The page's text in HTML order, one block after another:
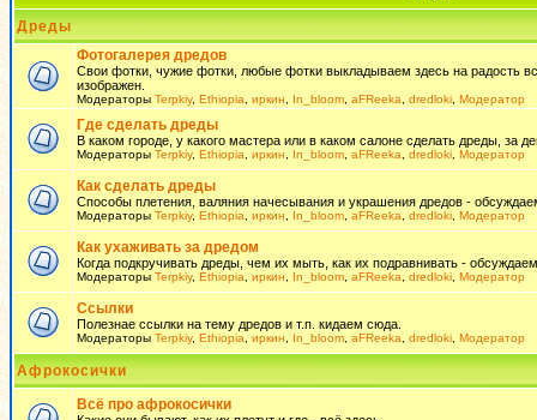
Дреды
Фотогалерея дредов
Свои фотки, чужие фотки, любые фотки выкладываем здесь на радость
изображен.
Модераторы Terpkiy, Ethiopia иркин In_bloom aFReeka dredloki Модератор
Где сделать дреды
В каком городе, у какого мастера или в каком салоне сделать дреды, за
Модераторы Terpkiy, Ethiopia иркин In_bloom aFReeka dredloki Модератор
Как сделать дреды
Способы плетения, валяния начесывания и украшения дредов -
Модераторы Terpkiy, Ethiopia иркин In_bloom aFReeka dredloki Модератор
Как ухаживать за дредом
Когда подкручивать дреды, чем их мыть, как их подравнивать - обсуждаем
Модераторы Terpkiy, Ethiopia иркин In_bloom aFReeka dredloki Модератор
Ссылки
Полезнае ссылки на тему дредов и т.п. кидаем сюда.
Модераторы Terpkiy, Ethiopia иркин In_bloom aFReeka dredloki Модератор
Афрокосички
Всё про афрокосички